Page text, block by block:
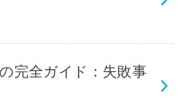
完全ガイド：失敗事